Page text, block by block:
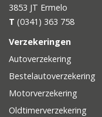
3853 JT Ermelo
T (0341) 363 758
Verzekeringen
Autoverzekering
Bestelautoverzekering
Motorverzekering
Oldtimerverzekering